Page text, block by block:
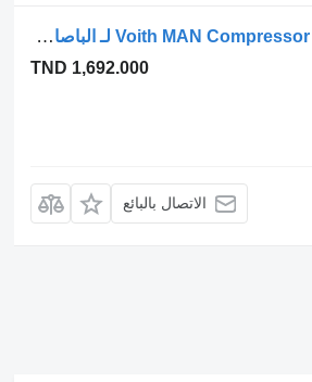
ضاغط الهواء Voith ضاغط هواء Voith MAN Compressor LP 490 D2066 14900083603 Lio لـ الباصات MAN Lions City
TND 1,692.000
الاتصال بالبائع